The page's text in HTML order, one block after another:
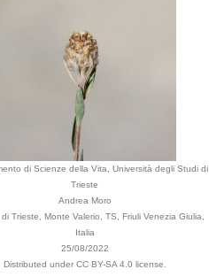
di Scienze della Vita, Università degli Studi di
Trieste
Andrea Moro
Trieste, Monte Valerio, TS, Friuli Venezia Giulia,
Italia
25/08/2022
Distributed under CC BY-SA 4.0 license.